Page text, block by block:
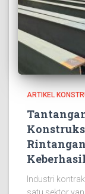
ARTIKEL
Industri